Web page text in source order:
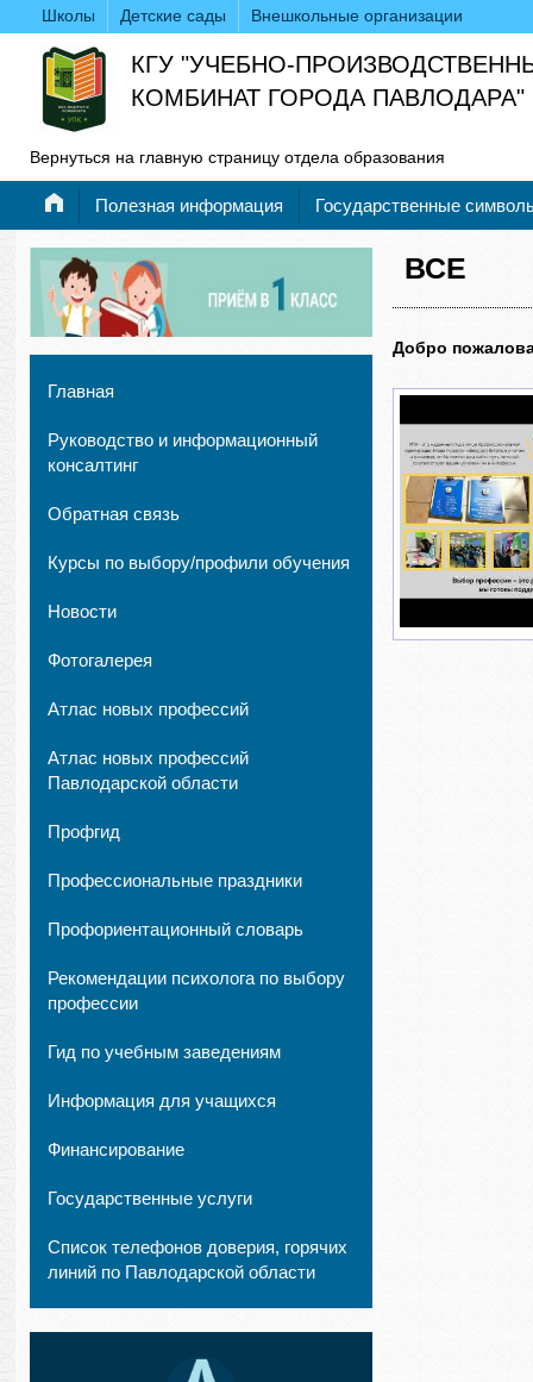
Школы Детские сады Внешкольные организации
КГУ "УЧЕБНО-
КОМБИНАТ ГОРОДА ПАВЛОДАРА"
Вернуться на главную страницу отдела образования
Полезная информация Государственные
Главная
Руководство и информационный
консалтинг
Обратная связь
Курсы по выбору/профили обучения
Новости
Фотогалерея
Атлас новых профессий
Атлас новых профессий
Павлодарской области
Профгид
Профессиональные праздники
Профориентационный словарь
Рекомендации психолога по выбору
профессии
Гид по учебным заведениям
Информация для учащихся
Финансирование
Государственные услуги
Список телефонов доверия, горячих
линий по Павлодарской области
ВСЕ
Добро